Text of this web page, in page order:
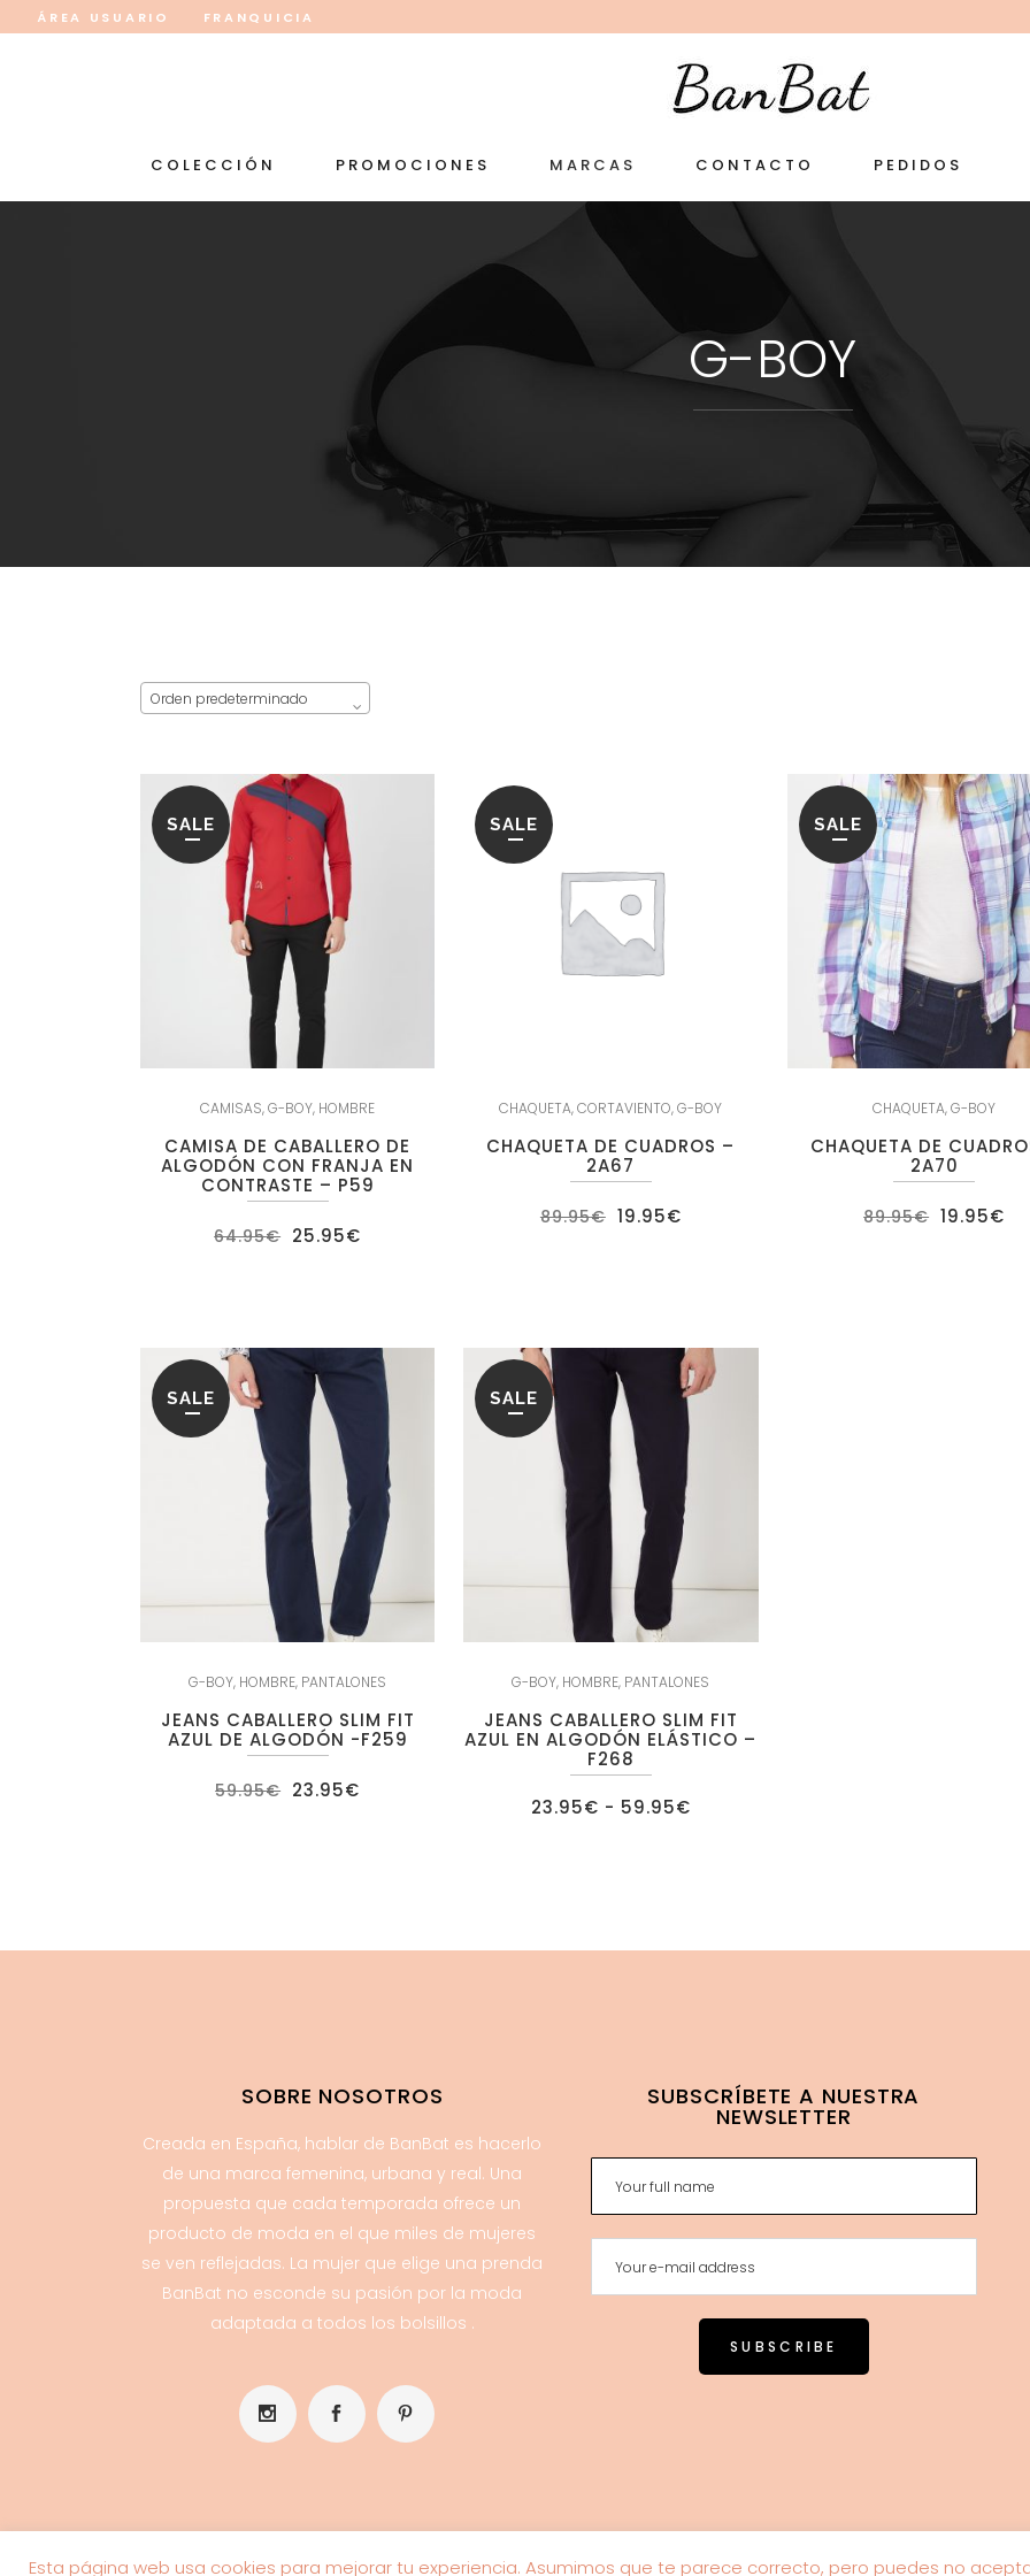
ÁREA USUARIO FRANQUICIA
COLECCIÓN PROMOCIONES MARCAS CONTACTO PEDIDOS
G-BOY
Orden predeterminado
SALE
CAMISAS,G-BOY, HOMBRE
CAMISA DE CABALLERO DE
ALGODÓN CON FRANJA EN
CONTRASTE – P59
64.95€ El
precio
25.95€
SALE
CHAQUETA,CORTAVIENTO,G-BOY
CHAQUETA DE CUADROS –
2A67
89.95€ El
precio
19.95€El
SALE
CHAQUETA,G-BOY
CHAQUETA DE
2A70
89.95€ El
precio
19.95€
SALE
G-BOY, HOMBRE, PANTALONES
JEANS CABALLERO SLIM FIT
AZUL DE ALGODÓN -F259
59.95€ El
precio
23.95€
SALE
G-BOY, HOMBRE, PANTALONES
JEANS CABALLERO SLIM FIT
AZUL EN ALGODÓN ELÁSTICO –
F268
23.95€ - 59.95€Rango
SOBRE NOSOTROS
Creada en España, hablar de BanBat es hacerlo
de una marca femenina, urbana y real. Una
propuesta que cada temporada ofrece un
producto de moda en el que miles de mujeres
se ven reflejadas. La mujer que elige una prenda
BanBat no esconde su pasión por la moda
adaptada a todos los bolsillos .
SUBSCRÍBETE A NUESTRA
NEWSLETTER
Esta página web usa cookies para mejorar tu experiencia. Asumimos que te parece correcto, pero puedes no